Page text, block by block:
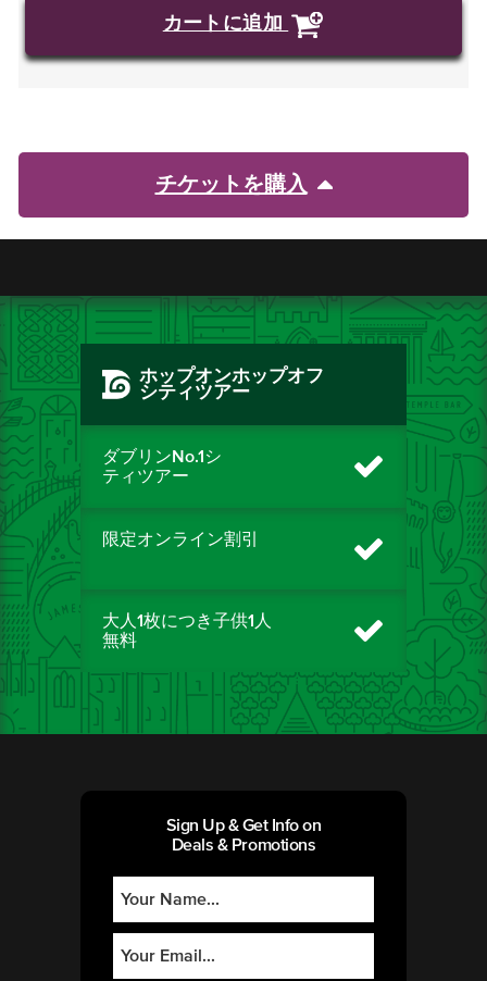
カートに追加
チケットを購入
ホップオンホップオフ
シティツアー
ダブリンNo.1シ
ティツアー
限定オンライン割引
大人1枚につき子供1人
無料
Sign Up & Get Info on
Deals & Promotions